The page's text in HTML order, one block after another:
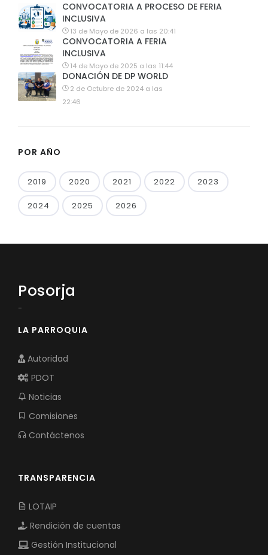
CONVOCATORIA A PROCESO DE FERIA
INCLUSIVA
13 de Mayo de 2026 a las 20:41
CONVOCATORIA A FERIA
INCLUSIVA
14 de Mayo de 2025 a las 11:44
DONACIÓN DE DP WORLD
2 de Octubre de 2024 a las
22:46
POR AÑO
2019 2020 2021 2022 2023
2024 2025 2026
Posorja
-
LA PARROQUIA
Autoridad
PDOT
Noticias
Comisiones
Contáctenos
TRANSPARENCIA
LOTAIP
Rendición de cuentas
Gestión Institucional